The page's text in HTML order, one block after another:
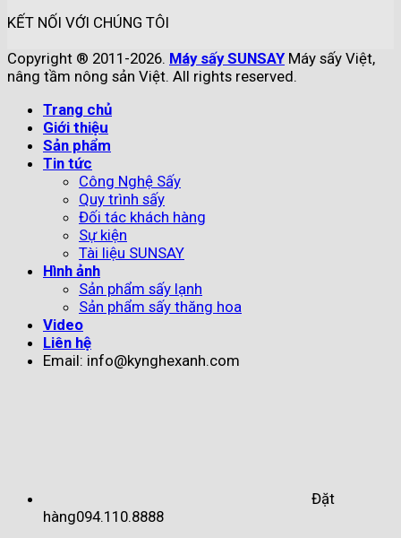
KẾT NỐI VỚI CHÚNG TÔI
Copyright ® 2011-2026. Máy sấy SUNSAY Máy sấy Việt,
nâng tầm nông sản Việt. All rights reserved.
Trang chủ
Giới thiệu
Sản phẩm
Tin tức
Công Nghệ Sấy
Quy trình sấy
Đối tác khách hàng
Sự kiện
Tài liệu SUNSAY
Hình ảnh
Sản phẩm sấy lạnh
Sản phẩm sấy thăng hoa
Video
Liên hệ
Email: info@kynghexanh.com
Đặt
hàng094.110.8888